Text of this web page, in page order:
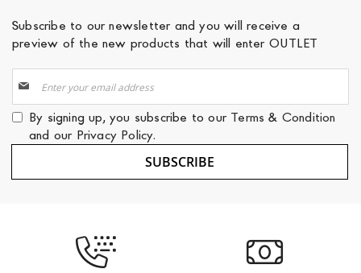
Subscribe to our newsletter and you will receive a
preview of the new products that will enter OUTLET
Up
for
Our
Newsletter:
By signing up, you subscribe to our Terms & Condition
and our Privacy Policy.
SUBSCRIBE